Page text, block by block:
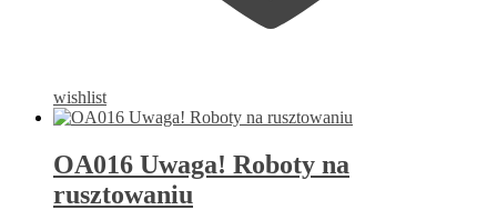
wishlist
OA016 Uwaga! Roboty na
rusztowaniu